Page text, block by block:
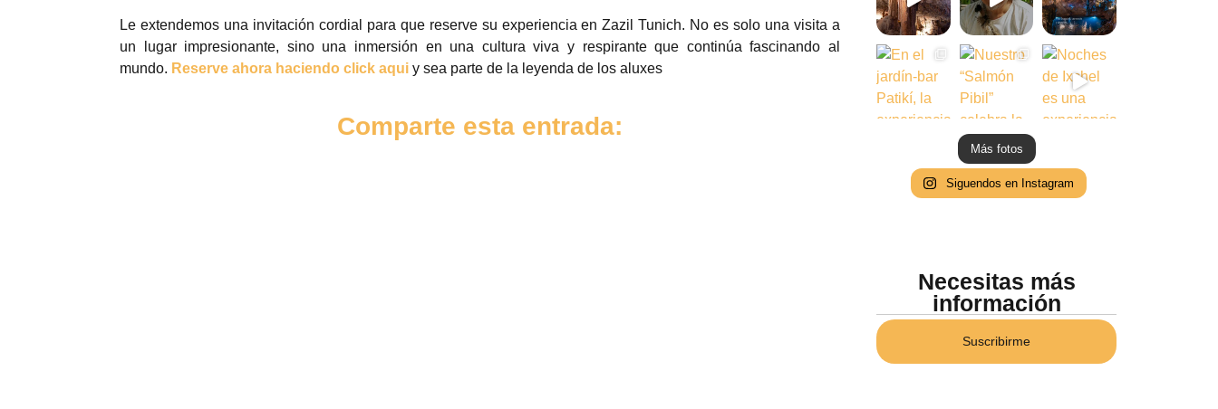
Le extendemos una invitación cordial para que reserve su experiencia en Zazil Tunich. No es solo una visita a
un lugar impresionante, sino una inmersión en una cultura viva y respirante que continúa fascinando al
mundo. Reserve ahora haciendo click aqui y sea parte de la leyenda de los aluxes
Comparte esta entrada:
Más fotos
Siguendos en Instagram
Necesitas más
información
Suscribirme